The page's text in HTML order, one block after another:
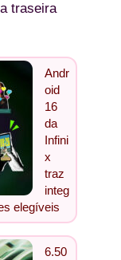
traseira
Andr
oid
16
da
Infini
x
traz
integ
elegíveis
6.50